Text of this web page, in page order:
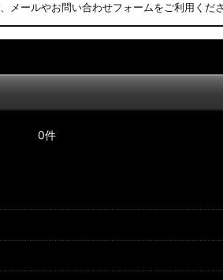
ールやお問い合わせフォームをご利用くださ
0件